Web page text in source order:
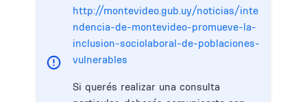
http://montevideo.gub.uy/noticias/inte
ndencia-de-montevideo-promueve-la-
inclusion-sociolaboral-de-poblaciones-
vulnerables
Si querés realizar una consulta